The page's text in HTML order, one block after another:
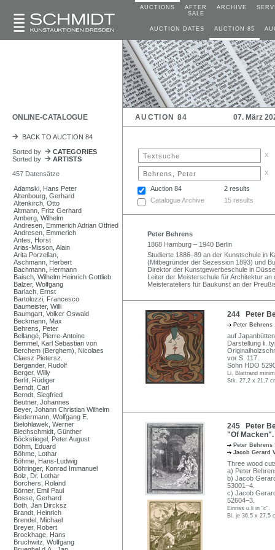
AUCTIONS
AFTER
SALE
ARCHIVE
AUCTION DATES AUCTION 85
ONLINE-CATALOGUE AUCTION 84 07. März
BACK TO AUCTION 84
Sorted by
CATEGORIES
Sorted by
ARTISTS
457 Datensätze
Adamski, Hans Peter
Altenbourg, Gerhard
Altenkirch, Otto
Altmann, Fritz Gerhard
Amberg, Wilhelm
Andresen, Emmerich Adrian Otfried
Andresen, Emmerich
Antes, Horst
Arias-Misson, Alain
Arita Porzellan,
Aschmann, Herbert
Bachmann, Hermann
Baisch, Wilhelm Heinrich Gottlieb
Balzer, Wolfgang
Barlach, Ernst
Bartolozzi, Francesco
Baumeister, Willi
Baumgart, Volker Oswald
Beckmann, Max
Behrens, Peter
Bellangé, Pierre-Antoine
Bemmel, Karl Sebastian von
Berchem (Berghem), Nicolaes
Claesz Pietersz.
Bergander, Rudolf
Berger, Willy
Berlit, Rüdiger
Berndt, Carl
Berndt, Siegfried
Beutner, Johannes
Beyer, Johann Christian Wilhelm
Biedermann, Wolfgang E.
Bielohlawek, Werner
Blechschmidt, Günther
Böckstiegel, Peter August
Böhm, Eduard
Böhme, Lothar
Böhme, Hans-Ludwig
Böhringer, Konrad Immanuel
Bolz, Dr. Lothar
Borchers, Roland
Börner, Emil Paul
Bosse, Gerhard
Both, Jan Dircksz
Brandt, Heinrich
Brendel, Michael
Breyer, Robert
Brockhage, Hans
Bruchwitz, Wolfgang
x
x
Auction 84
2 results
Catalogue Archive
15 results
Peter Behrens
1868 Hamburg – 1940 Berlin
Studierte 1886–89 an der Kunstschule in
(Mitbegründer der Sezession 1893) und
Direktor der Kunstgewerbeschule in
Leiter der Meisterschule für Architektur
Meisterateliers für Baukunst an der
244 Peter
Peter Behrens
auf
Darstellung li.
vor S. 117.
Söhn HDO
Li. Blattrand
Stk. 27,2 x 21,7
245 Peter
"Of Macken".
Peter Behrens
Jacob Gerard
Three wood
a) Peter
b) Jacob
53001–4.
c) Jacob
52604–3.
Einriss u.li in "c".
Bl. je 36,5 x 27,5